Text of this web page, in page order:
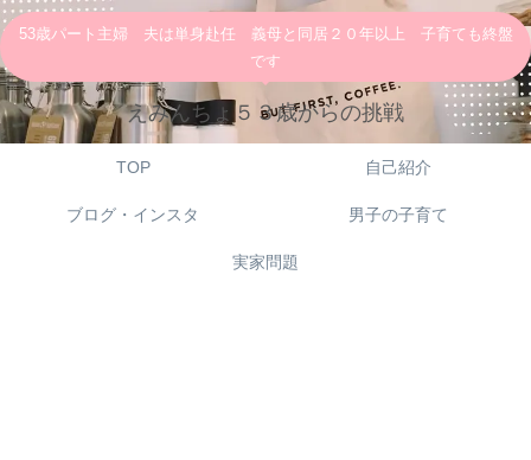
53歳パート主婦 夫は単身赴任 義母と同居２０年以上 子育ても終盤
です
えみんちょ５３歳からの挑戦
TOP 自己紹介
ブログ・インスタ 男子の子育て
実家問題